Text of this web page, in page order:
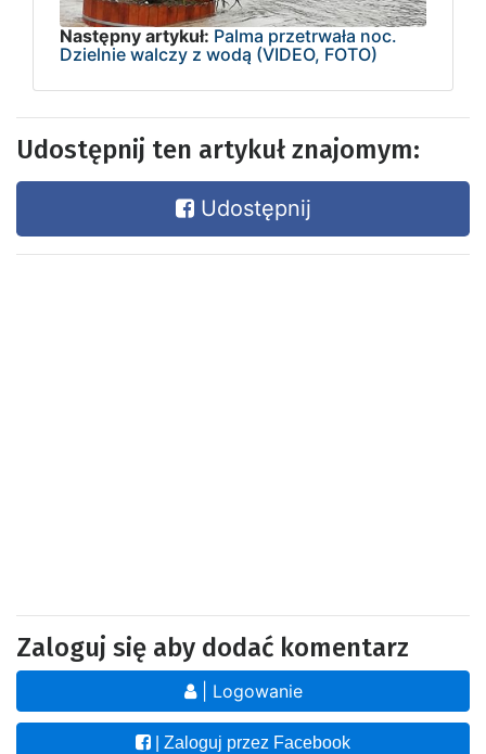
Następny artykuł: Palma przetrwała noc.
Dzielnie walczy z wodą (VIDEO, FOTO)
Udostępnij ten artykuł znajomym:
Udostępnij
Zaloguj się aby dodać komentarz
| Logowanie
| Zaloguj przez Facebook